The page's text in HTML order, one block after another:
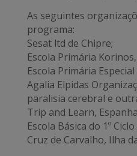
As seguintes
programa:
Sesat ltd de Chipre;
Escola Primária
Escola Primária
Agalia Elpidas
paralisia cerebral e
Trip and Learn,
Escola Básica do 1º
Cruz de Carvalho, Ilha